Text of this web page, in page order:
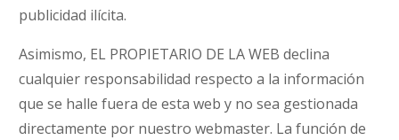
publicidad ilícita.
Asimismo, EL PROPIETARIO DE LA WEB declina
cualquier responsabilidad respecto a la información
que se halle fuera de esta web y no sea gestionada
directamente por nuestro webmaster. La función de